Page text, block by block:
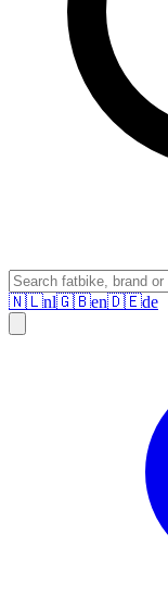
🇳🇱nl🇬🇧en🇩🇪de